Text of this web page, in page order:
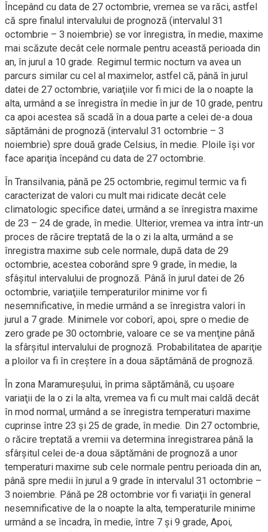
Începând cu data de 27 octombrie, vremea se va răci, astfel
că spre finalul intervalului de prognoză (intervalul 31
octombrie – 3 noiembrie) se vor înregistra, în medie, maxime
mai scăzute decât cele normale pentru această perioada din
an, în jurul a 10 grade. Regimul termic nocturn va avea un
parcurs similar cu cel al maximelor, astfel că, până în jurul
datei de 27 octombrie, variaţiile vor fi mici de la o noapte la
alta, urmând a se înregistra în medie în jur de 10 grade, pentru
ca apoi acestea să scadă în a doua parte a celei de-a doua
săptămâni de prognoză (intervalul 31 octombrie – 3
noiembrie) spre două grade Celsius, în medie. Ploile îşi vor
face apariţia începând cu data de 27 octombrie.
În Transilvania, până pe 25 octombrie, regimul termic va fi
caracterizat de valori cu mult mai ridicate decât cele
climatologic specifice datei, urmând a se înregistra maxime
de 23 – 24 de grade, în medie. Ulterior, vremea va intra într-un
proces de răcire treptată de la o zi la alta, urmând a se
înregistra maxime sub cele normale, după data de 29
octombrie, acestea coborând spre 9 grade, în medie, la
sfâşitul intervalului de prognoză. Până în jurul datei de 26
octombrie, variaţiile temperaturilor minime vor fi
nesemnificative, în medie urmând a se înregistra valori în
jurul a 7 grade. Minimele vor coborî, apoi, spre o medie de
zero grade pe 30 octombrie, valoare ce se va menţine până
la sfârşitul intervalului de prognoză. Probabilitatea de apariţie
a ploilor va fi în creştere în a doua săptămână de prognoză.
În zona Maramureşului, în prima săptămână, cu uşoare
variaţii de la o zi la alta, vremea va fi cu mult mai caldă decât
în mod normal, urmând a se înregistra temperaturi maxime
cuprinse între 23 şi 25 de grade, în medie. Din 27 octombrie,
o răcire treptată a vremii va determina înregistrarea până la
sfârşitul celei de-a doua săptămâni de prognoză a unor
temperaturi maxime sub cele normale pentru perioada din an,
până spre medii în jurul a 9 grade în intervalul 31 octombrie –
3 noiembrie. Până pe 28 octombrie vor fi variaţii în general
nesemnificative de la o noapte la alta, temperaturile minime
urmând a se încadra, în medie, între 7 şi 9 grade, Apoi,